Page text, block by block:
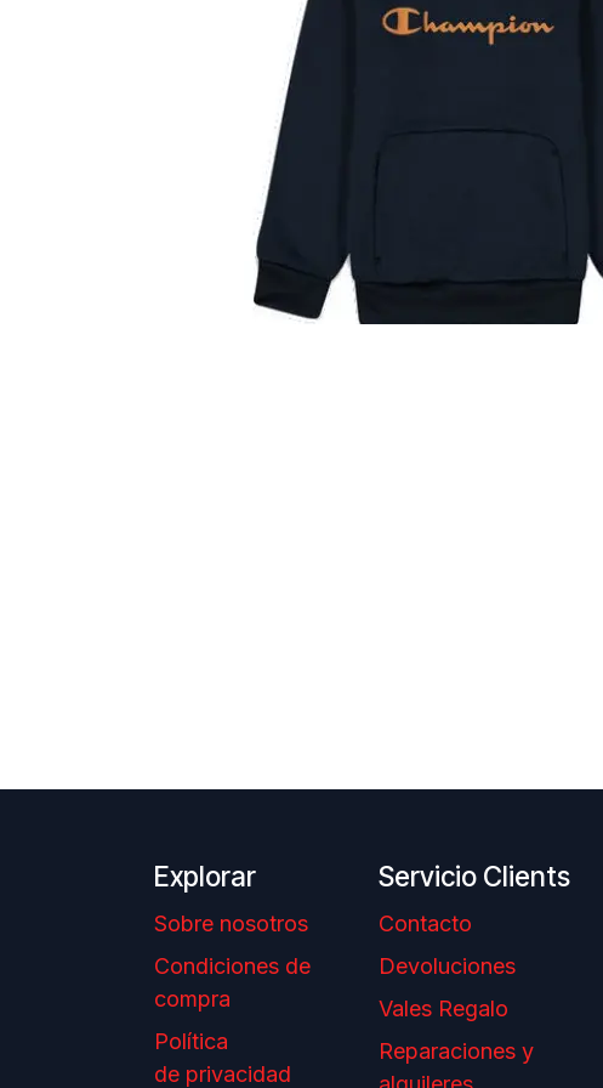
Explorar
Sobre nosotros
Condiciones de
compra
Política
de privacidad
Servicio Clients
Contacto
Devoluciones
Vales Regalo
Reparaciones y